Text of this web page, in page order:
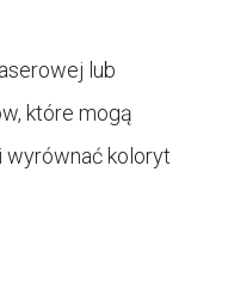
lub
które mogą
wyrównać koloryt